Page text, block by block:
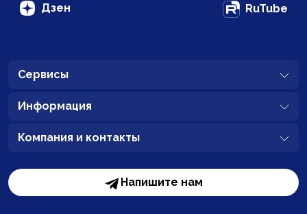
Дзен RuTube
Сервисы
Информация
Компания и контакты
Напишите нам